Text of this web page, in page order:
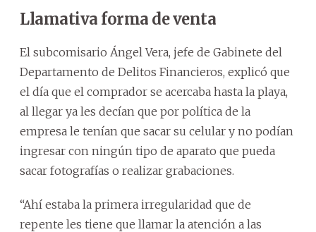
Llamativa forma de venta
El subcomisario Ángel Vera, jefe de Gabinete del
Departamento de Delitos Financieros, explicó que
el día que el comprador se acercaba hasta la playa,
al llegar ya les decían que por política de la
empresa le tenían que sacar su celular y no podían
ingresar con ningún tipo de aparato que pueda
sacar fotografías o realizar grabaciones.
“Ahí estaba la primera irregularidad que de
repente les tiene que llamar la atención a las